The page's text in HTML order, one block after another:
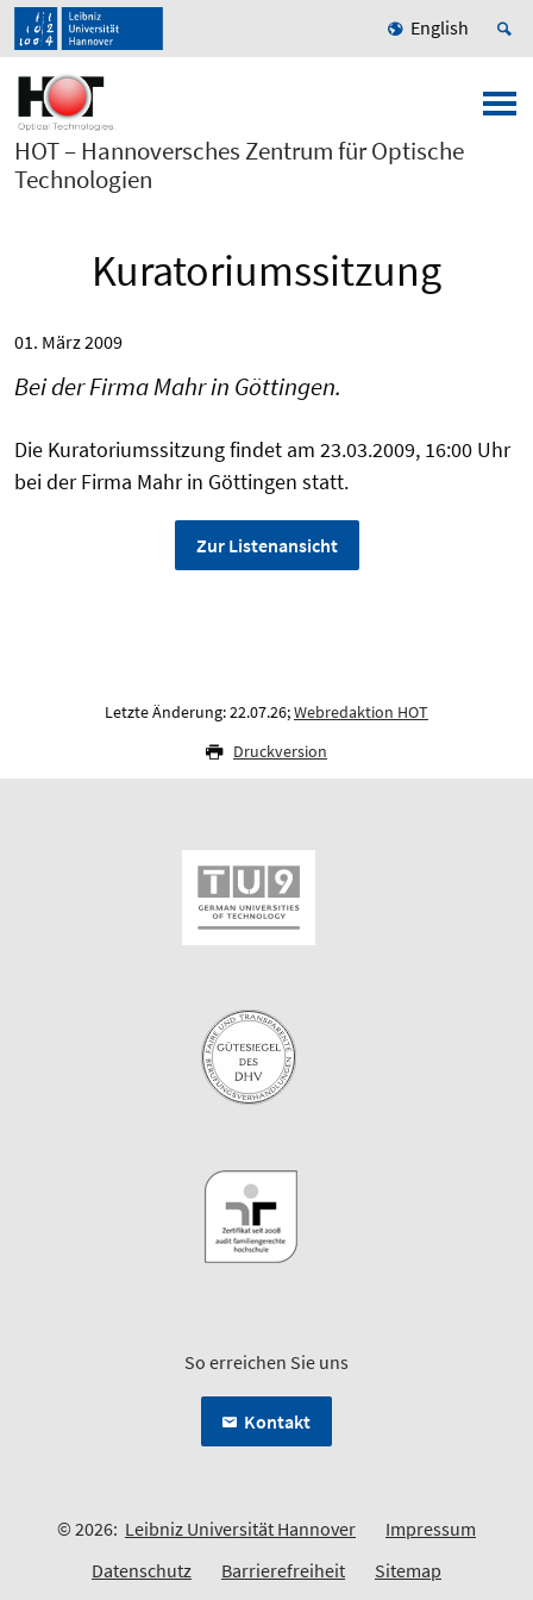
English
HOT – Hannoversches Zentrum für Optische
Technologien
Kuratoriumssitzung
01. März 2009
Bei der Firma Mahr in Göttingen.
Die Kuratoriumssitzung findet am 23.03.2009, 16:00 Uhr
bei der Firma Mahr in Göttingen statt.
Zur Listenansicht
Letzte Änderung: 22.07.26;Webredaktion HOT
Druckversion
So erreichen Sie uns
Kontakt
© 2026: Leibniz Universität Hannover
Impressum
Datenschutz
Barrierefreiheit Sitemap